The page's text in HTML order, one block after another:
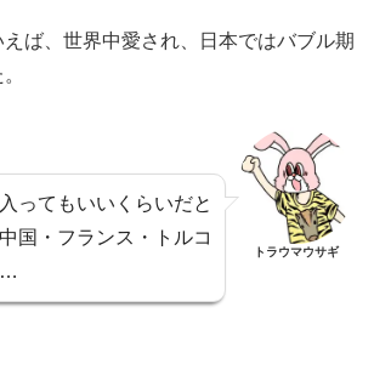
ば、世界中愛され、日本ではバブル期
ってもいいくらいだと
国・フランス・トルコ
…
トラウマウサギ